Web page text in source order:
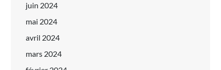
juin 2024
mai 2024
avril 2024
mars 2024